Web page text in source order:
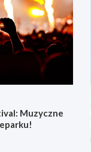
Muzyczne